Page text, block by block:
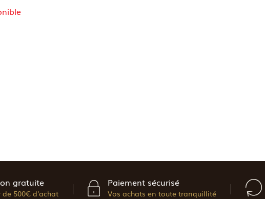
gratuite
500€ d'achat
Paiement sécurisé
Vos achats en toute tranquillité